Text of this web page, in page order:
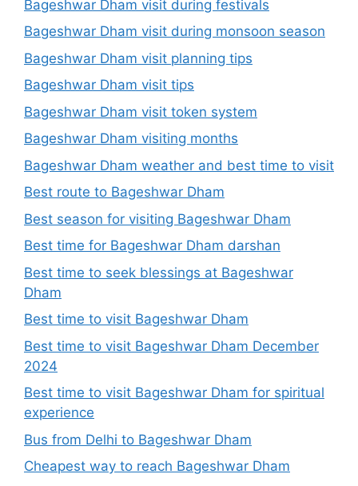
Bageshwar Dham visit during festivals
Bageshwar Dham visit during monsoon season
Bageshwar Dham visit planning tips
Bageshwar Dham visit tips
Bageshwar Dham visit token system
Bageshwar Dham visiting months
Bageshwar Dham weather and best time to visit
Best route to Bageshwar Dham
Best season for visiting Bageshwar Dham
Best time for Bageshwar Dham darshan
Best time to seek blessings at Bageshwar
Dham
Best time to visit Bageshwar Dham
Best time to visit Bageshwar Dham December
2024
Best time to visit Bageshwar Dham for spiritual
experience
Bus from Delhi to Bageshwar Dham
Cheapest way to reach Bageshwar Dham